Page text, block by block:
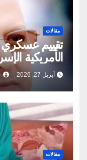
مقالات
الأمريكية
أبريل 27, 2026
مقالات